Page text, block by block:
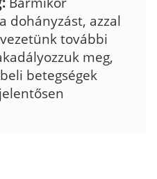
dohányzást, azzal
további
meg,
betegségek